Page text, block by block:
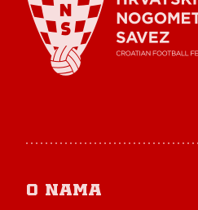
O nama